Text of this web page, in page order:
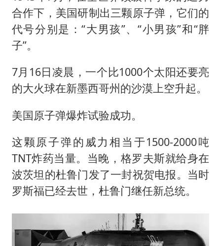
合作下，美国研制出三颗原子弹，它们的
代号分别是：“大男孩”、“小男孩”和“胖
子”。
7月16日凌晨，一个比1000个太阳还要亮
的大火球在新墨西哥州的沙漠上空升起。
美国原子弹爆炸试验成功。
这颗原子弹的威力相当于1500-2000吨
TNT炸药当量。当晚，格罗夫斯就给身在
波茨坦的杜鲁门发了一封祝贺电报。当时
罗斯福已经去世，杜鲁门继任新总统。